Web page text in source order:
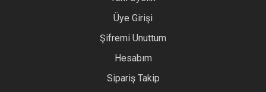
Üye Girişi
Şifremi Unuttum
Hesabım
Sipariş Takip